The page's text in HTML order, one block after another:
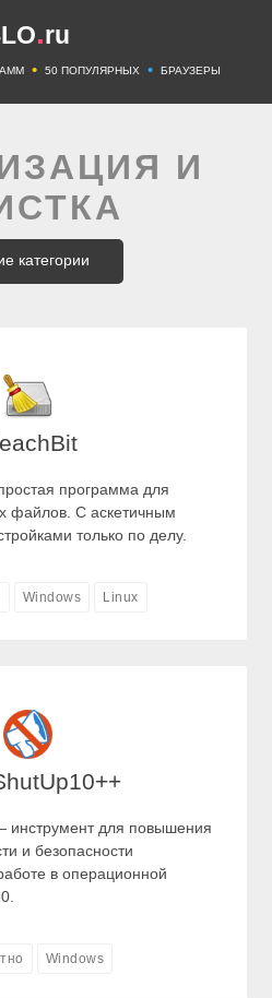
.ru
• 50 ПОПУЛЯРНЫХ • БРАУЗЕРЫ
И
категории
программа для
файлов. С аскетичным
только по делу.
Windows Linux
инструмент для повышения
и безопасности
в операционной
Windows